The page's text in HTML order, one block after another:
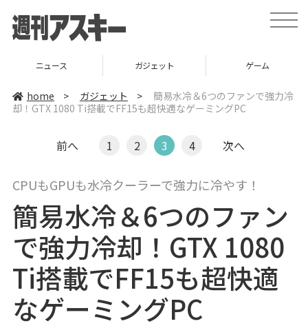
t
o
v
ニュース ガジェット ゲーム
home > ガジェット >
簡易水冷＆6つのファンで強力冷
却！GTX 1080 Ti搭載でFF15も超快適なゲーミングPC
前へ 1 2 3 4 次へ
CPUもGPUも水冷クーラーで強力に冷やす！
簡易水冷＆6つのファン
で強力冷却！GTX 1080
Ti搭載でFF15も超快適
なゲーミングPC